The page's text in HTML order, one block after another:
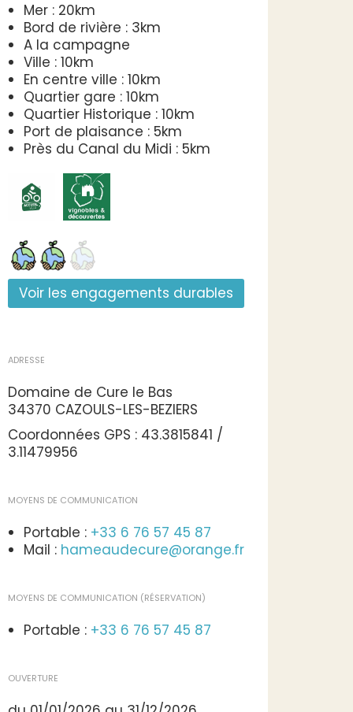
Mer : 20km
Bord de rivière : 3km
A la campagne
Ville : 10km
En centre ville : 10km
Quartier gare : 10km
Quartier Historique : 10km
Port de plaisance : 5km
Près du Canal du Midi : 5km
Voir les engagements durables
ADRESSE
Domaine de Cure le Bas
34370 CAZOULS-LES-BEZIERS
Coordonnées GPS : 43.3815841 /
3.11479956
MOYENS DE COMMUNICATION
Portable : +33 6 76 57 45 87
Mail : hameaudecure@orange.fr
MOYENS DE COMMUNICATION (RÉSERVATION)
Portable : +33 6 76 57 45 87
OUVERTURE